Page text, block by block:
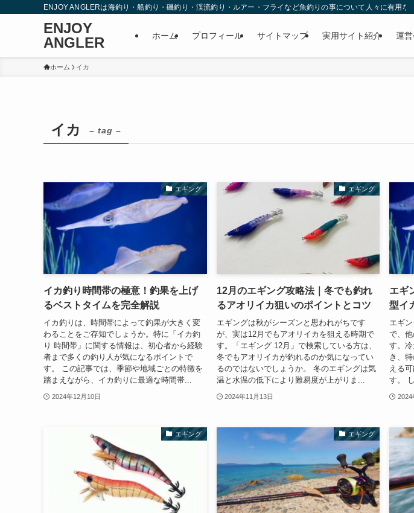
ENJOY ANGLERは海釣り・船釣り・磯釣り・渓流釣り・ルアー・フライなど魚釣りの事について人々に有用な
ENJOY
ANGLER
ホーム プロフィール サイトマップ 実用サイト紹介 運
ホーム イカ
イカ – tag –
エギング
イカ釣り時間帯の極意！釣果を上げ
るベストタイムを完全解説
イカ釣りは、時間帯によって釣果が大きく変
わることをご存知でしょうか。特に「イカ釣
り 時間帯」に関する情報は、初心者から経験
者まで多くの釣り人が気になるポイントで
す。 この記事では、季節や地域ごとの特徴を
踏まえながら、イカ釣りに最適な時間帯...
2024年12月10日
エギング
12月のエギング攻略法｜冬でも釣れ
るアオリイカ狙いのポイントとコツ
エギングは秋がシーズンと思われがちです
が、実は12月でもアオリイカを狙える時期で
す。「エギング 12月」で検索している方は、
冬でもアオリイカが釣れるのか気になってい
るのではないでしょうか。 冬のエギングは気
温と水温の低下により難易度が上がりま...
2024年11月13日
エギ
型イ
エギ
で、
す。
き、
える
す。
2024
エギング エギング